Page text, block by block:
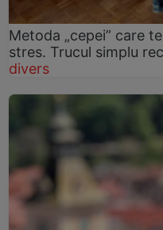
Metoda „cepei” care
stres. Trucul simplu
divers